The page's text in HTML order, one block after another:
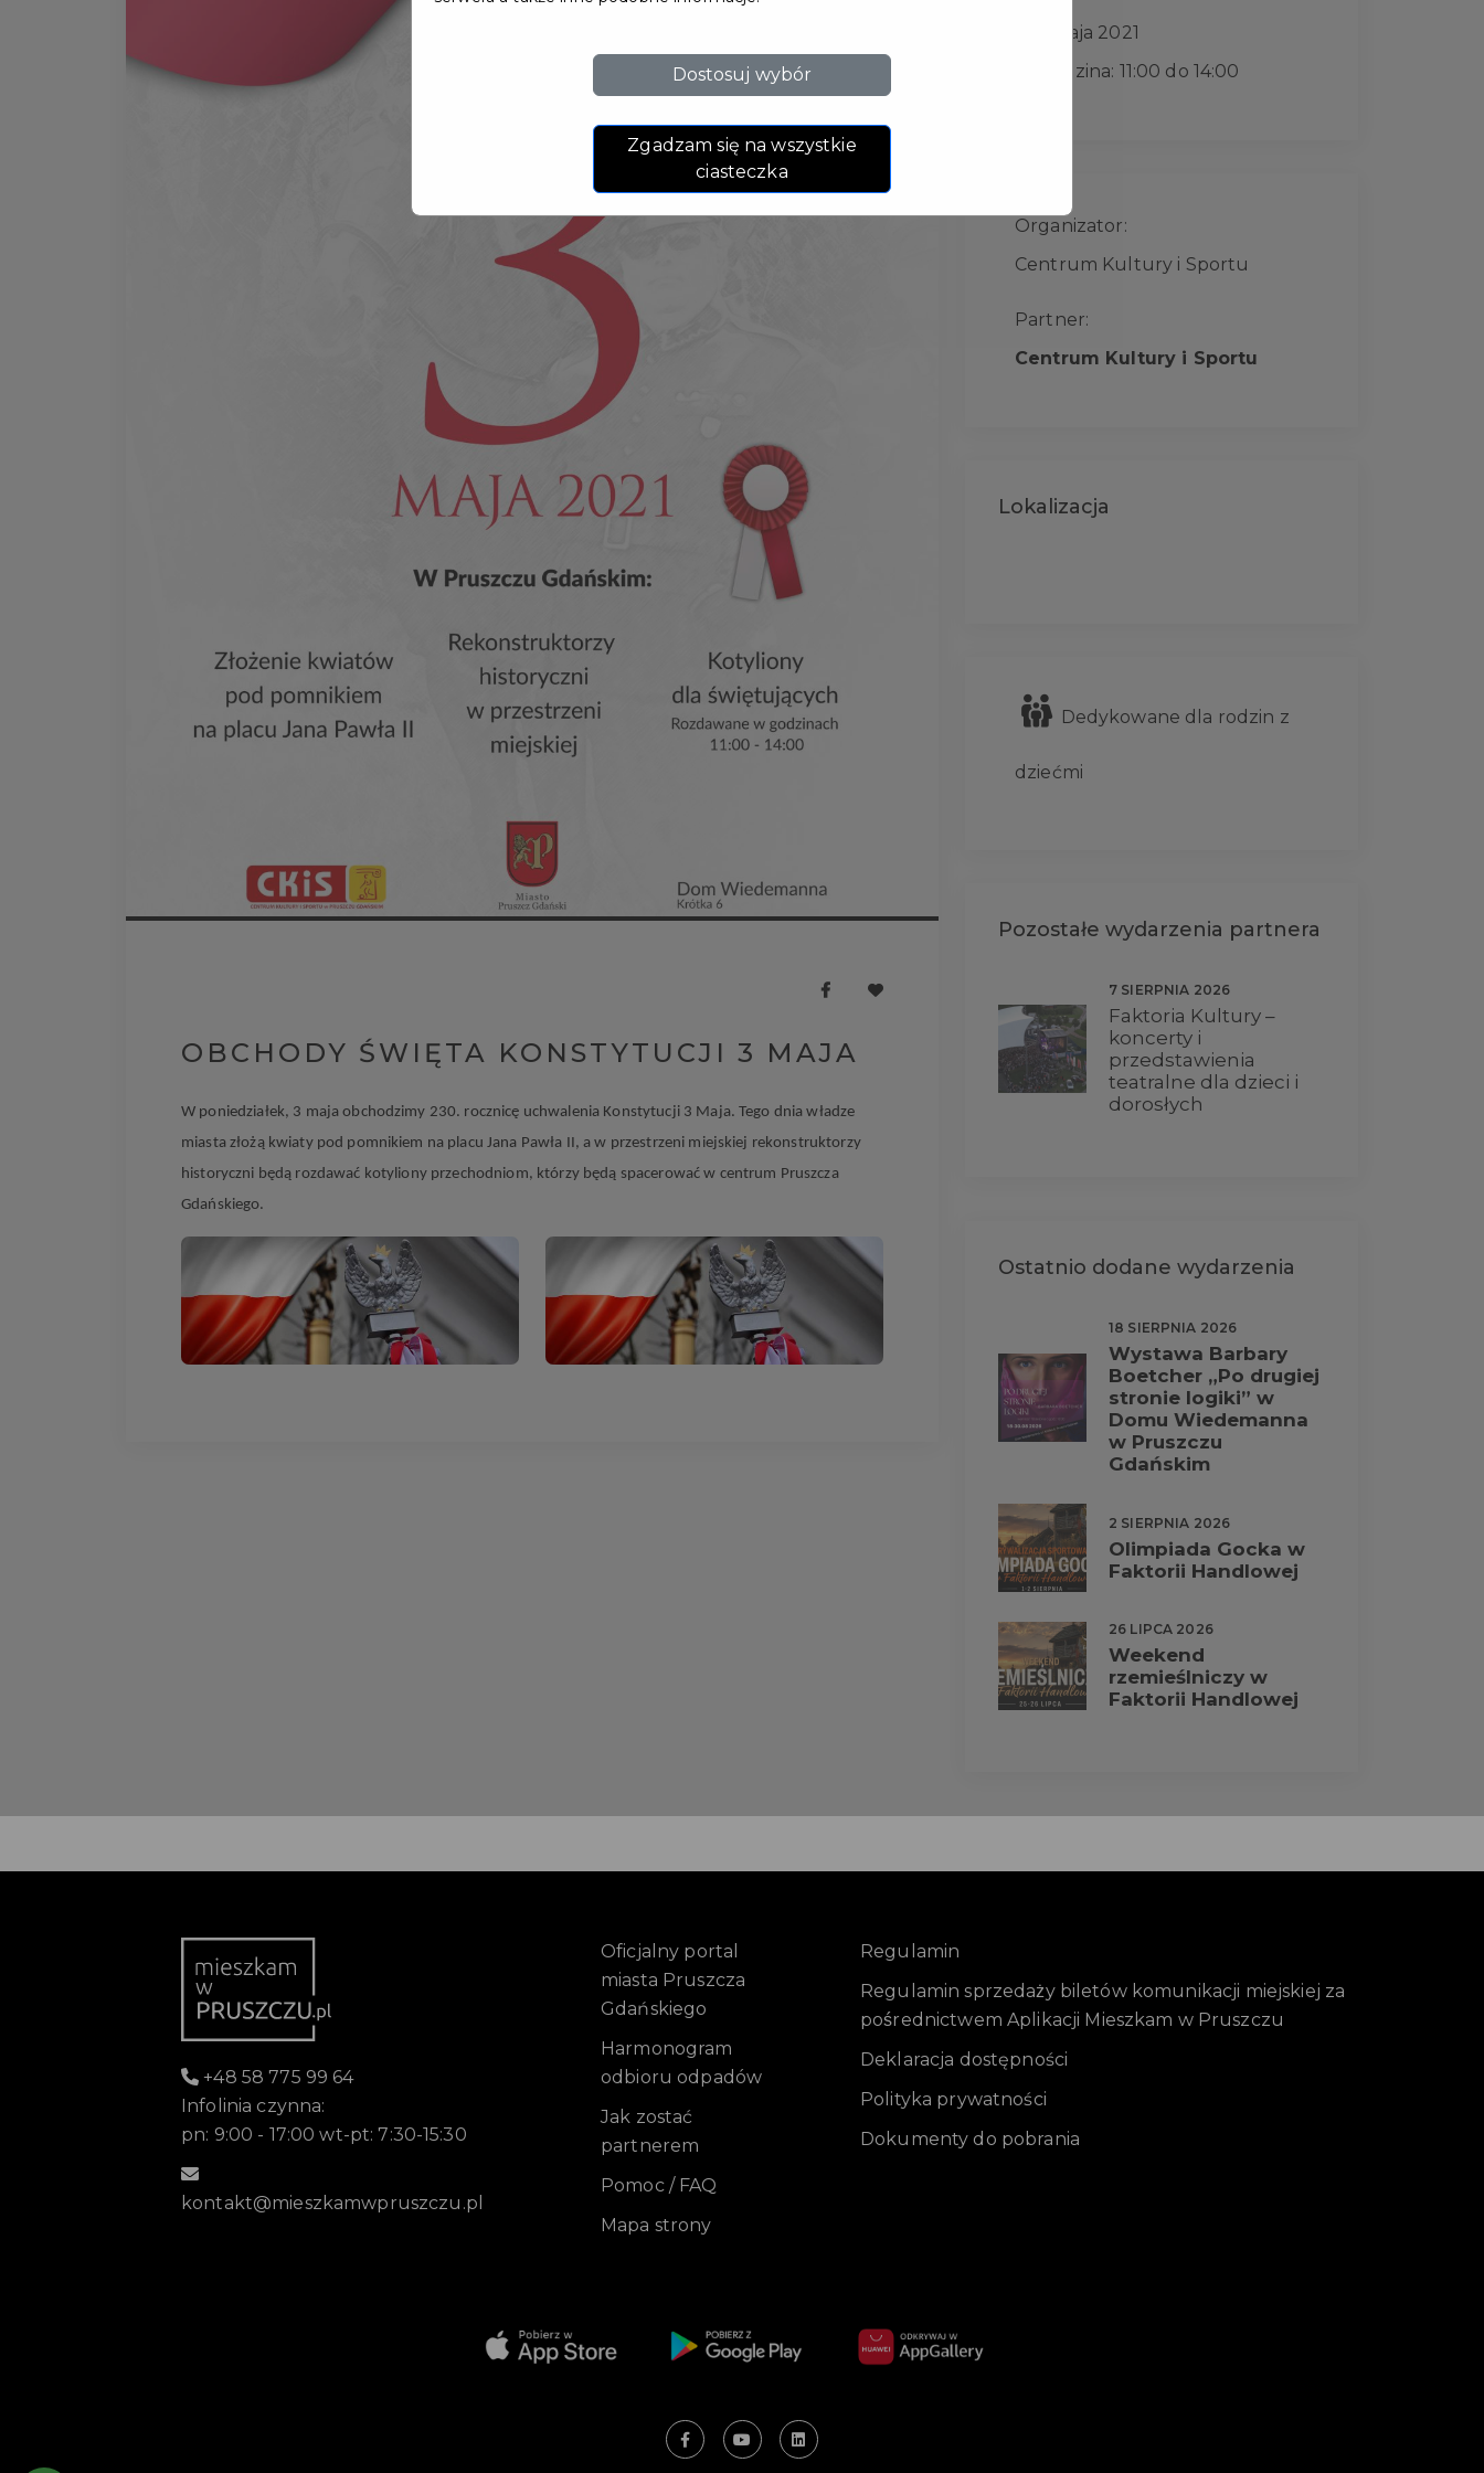
OBCHODY ŚWIĘTA KONSTYTUCJI 3 MAJA
W poniedziałek, 3 maja obchodzimy 230. rocznicę uchwalenia Konstytucji 3 Maja. Tego dnia władze
miasta złożą kwiaty pod pomnikiem na placu Jana Pawła II, a w przestrzeni miejskiej rekonstruktorzy
historyczni będą rozdawać kotyliony przechodniom, którzy będą spacerować w centrum Pruszcza
Gdańskiego.
3 maja 2021
Godzina: 11:00 do 14:00
Organizator:
Centrum Kultury i Sportu
Partner:
Centrum Kultury i Sportu
Lokalizacja
Dedykowane dla rodzin z
dziećmi
Pozostałe wydarzenia partnera
7 SIERPNIA 2026
Faktoria Kultury –
koncerty i
przedstawienia
teatralne dla dzieci i
dorosłych
Ostatnio dodane wydarzenia
18 SIERPNIA 2026
Wystawa Barbary
Boetcher „Po drugiej
stronie logiki” w
Domu Wiedemanna
w Pruszczu
Gdańskim
2 SIERPNIA 2026
Olimpiada Gocka w
Faktorii Handlowej
26 LIPCA 2026
Weekend
rzemieślniczy w
Faktorii Handlowej
+48 58 775 99 64
Infolinia czynna:
pn: 9:00 - 17:00 wt-pt: 7:30-15:30
kontakt@mieszkamwpruszczu.pl
Oficjalny portal
miasta Pruszcza
Gdańskiego
Harmonogram
odbioru odpadów
Jak zostać
partnerem
Pomoc / FAQ
Mapa strony
Regulamin
Regulamin sprzedaży biletów komunikacji miejskiej za
pośrednictwem Aplikacji Mieszkam w Pruszczu
Deklaracja dostępności
Polityka prywatności
Dokumenty do pobrania
Dostosuj wybór
Zgadzam się na wszystkie
ciasteczka